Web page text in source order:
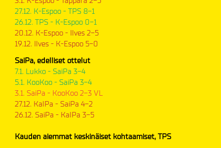
27.12. K-Espoo - TPS 8-1
26.12. TPS - K-Espoo 0-1
20.12. K-Espoo - Ilves 2-5
19.12. Ilves - K-Espoo 5-0
SaiPa, edelliset ottelut
7.1. Lukko - SaiPa 3-4
5.1. KooKoo - SaiPa 3-4
3.1. SaiPa - KooKoo 2-3 VL
27.12. KalPa - SaiPa 4-2
26.12. SaiPa - KalPa 3-5
Kauden aiemmat keskinäiset kohtaamiset, TPS